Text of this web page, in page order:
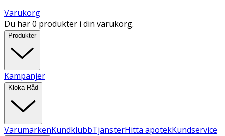
Varukorg
Du har 0 produkter i din varukorg.
Produkter
Kampanjer
Kloka Råd
VarumärkenKundklubbTjänsterHitta apotekKundservice